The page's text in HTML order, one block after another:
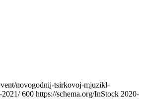
novogodnij-tsirkovoj-mjuzikl-
2021/ 600 https://schema.org/InStock 2020-